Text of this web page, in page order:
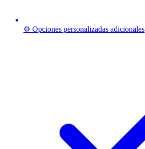
⚙️ Opciones personalizadas adicionales